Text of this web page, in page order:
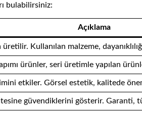
bulabilirsiniz:
Açıklama
Kullanılan malzeme,
ürünler, seri üretimle yapılan
etkiler. Görsel estetik, kalitede
güvendiklerini gösterir. Garanti,